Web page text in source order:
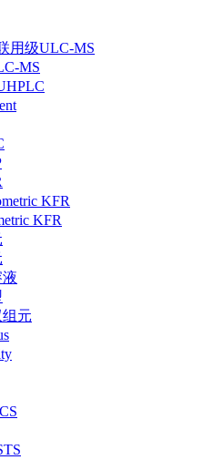
用级ULC-MS
MS
KFR
KFR
元